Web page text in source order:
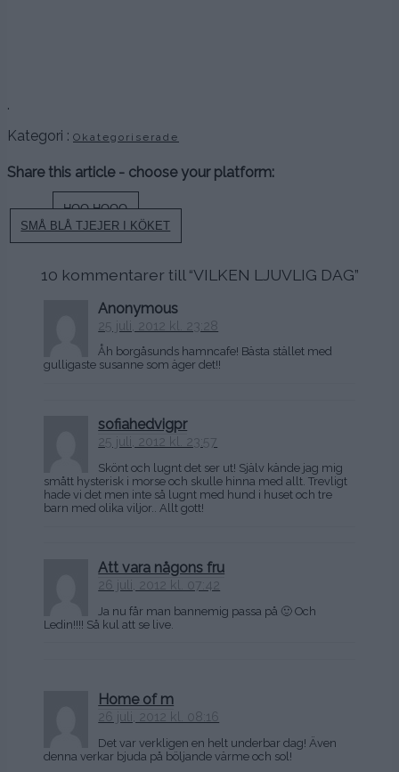
.
Kategori : Okategoriserade
Share this article - choose your platform:
Inläggsnavigering
HOO HOOO
SMÅ BLÅ TJEJER I KÖKET
10 kommentarer till “VILKEN LJUVLIG DAG”
Anonymous
25 juli, 2012 kl. 23:28
Åh borgåsunds hamncafe! Bästa stället med
gulligaste susanne som äger det!!
sofiahedvigpr
25 juli, 2012 kl. 23:57
Skönt och lugnt det ser ut! Själv kände jag mig
smått hysterisk i morse och skulle hinna med allt. Trevligt
hade vi det men inte så lugnt med hund i huset och tre
barn med olika viljor.. Allt gott!
Att vara någons fru
26 juli, 2012 kl. 07:42
Ja nu får man bannemig passa på 🙂 Och
Ledin!!!! Så kul att se live.
Home of m
26 juli, 2012 kl. 08:16
Det var verkligen en helt underbar dag! Även
denna verkar bjuda på böljande värme och sol!